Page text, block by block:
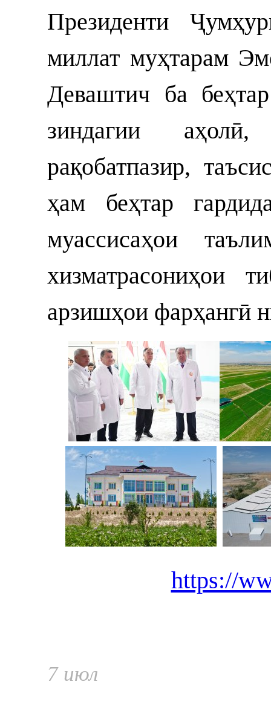
Президенти
миллат муҳтарам
Деваштич ба
зиндагии аҳолӣ,
рақобатпазир,
ҳам беҳтар
муассисаҳои
хизматрасониҳои
арзишҳои фарҳангӣ
https://
7 июл